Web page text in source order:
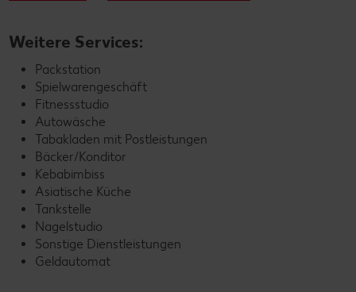
Weitere Services:
Packstation
Spielwarengeschäft
Fitnessstudio
Autowäsche
Tabakladen mit Postleistungen
Bäcker/Konditor
Kebabimbiss
Asiatische Küche
Tankstelle
Nagelstudio
Sonstige Dienstleistungen
Geldautomat